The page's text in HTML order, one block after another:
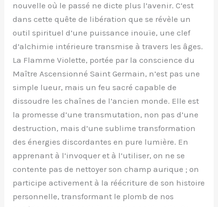
nouvelle où le passé ne dicte plus l’avenir. C’est
dans cette quête de libération que se révèle un
outil spirituel d’une puissance inouïe, une clef
d’alchimie intérieure transmise à travers les âges.
La Flamme Violette, portée par la conscience du
Maître Ascensionné Saint Germain, n’est pas une
simple lueur, mais un feu sacré capable de
dissoudre les chaînes de l’ancien monde. Elle est
la promesse d’une transmutation, non pas d’une
destruction, mais d’une sublime transformation
des énergies discordantes en pure lumière. En
apprenant à l’invoquer et à l’utiliser, on ne se
contente pas de nettoyer son champ aurique ; on
participe activement à la réécriture de son histoire
personnelle, transformant le plomb de nos